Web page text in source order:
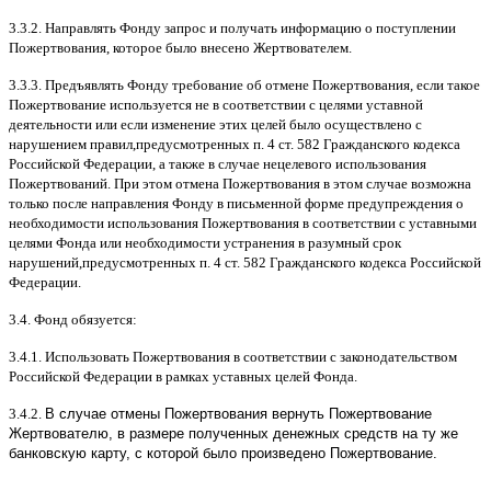
3.3.2. Направлять Фонду запрос и получать информацию о поступлении
Пожертвования которое было внесено Жертвователем
3.3.3. Предъявлять Фонду требование об отмене Пожертвования если такое
Пожертвование используется не в соответствии с целями уставной
деятельности или если изменение этих целей было осуществлено с
нарушением правил предусмотренных п . 4 ст. 582 Гражданского кодекса
Российской Федерации а также в случае нецелевого использования
Пожертвований При этом отмена Пожертвования в этом случае возможна
только после направления Фонду в письменной форме предупреждения о
необходимости использования Пожертвования в соответствии с уставными
целями Фонда или необходимости устранения в разумный срок
нарушений предусмотренных п . 4 ст. 582 Гражданского кодекса Российской
Федерации
3.4. Фонд обязуется:
3.4.1. Использовать Пожертвования в соответствии с законодательством
Российской Федерации в рамках уставных целей Фонда
3.4.2. В случае отмены Пожертвования вернуть Пожертвование
Жертвователю, в размере полученных денежных средств на ту же
банковскую карту, с которой было произведено Пожертвование.